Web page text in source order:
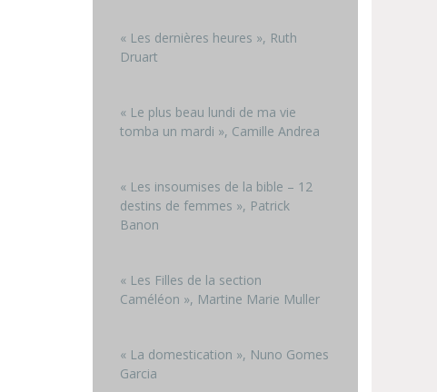
« Les dernières heures », Ruth
Druart
« Le plus beau lundi de ma vie
tomba un mardi », Camille Andrea
« Les insoumises de la bible – 12
destins de femmes », Patrick
Banon
« Les Filles de la section
Caméléon », Martine Marie Muller
« La domestication », Nuno Gomes
Garcia